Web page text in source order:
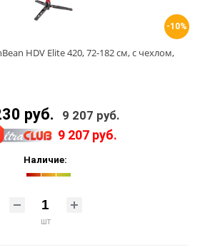
-10%
HDV Elite 420, 72-182 см, с чехлом,
руб. 9 207 руб.
9 207 руб.
Наличие:
шт